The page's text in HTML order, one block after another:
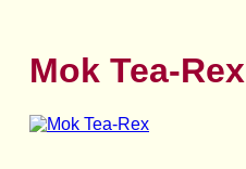
Mok Tea-Rex